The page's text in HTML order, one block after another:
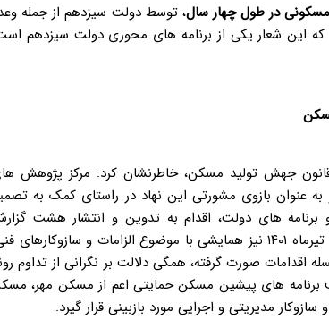
در طول چهار سال، توسط دولت سیزدهم از جمله
که این شعار یکی از برنامه های محوری دولت سیزدهم
جهش تولید مسکن، خاطرنشان کرد: مرکز پژوهش
عنوان بازوی مشورتی این نهاد در راستای کمک به
برنامه های دولت، اقدام به تدوین و انتشار هشت
تخصصی در خصوص ابعاد مختلف قانون جهش تولید مسکن نمود و در ۱۳ تیرماه ۱۴۰۱ نیز همایشی با موضوع الزامات و
اقدامات صورت گرفته، همگی دلالت بر نگرانی از تداوم
برنامه های پیشین مسکن حمایتی اعم از مسکن مهر،
مدیریتی و اجرایی مورد بازبینی قرار گیرد.